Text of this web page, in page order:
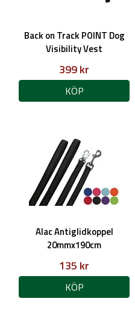
Back on Track POINT Dog
Visibility Vest
399 kr
KÖP
Alac Antiglidkoppel
20mmx190cm
135 kr
KÖP